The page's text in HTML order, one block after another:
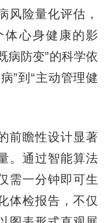
风险量化评估，
体心身健康的影
病防变”的科学依
”到“主动管理健
瞻性设计显著
。通过智能算法
需一分钟即可生
体检报告，不仅